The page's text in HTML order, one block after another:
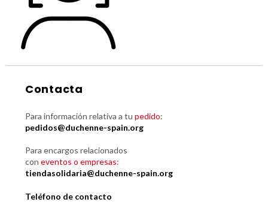
Contacta
Para información relativa a tu pedido:
pedidos@duchenne-spain.org
Para encargos relacionados
con eventos o empresas:
tiendasolidaria@duchenne-spain.org
Teléfono de contacto